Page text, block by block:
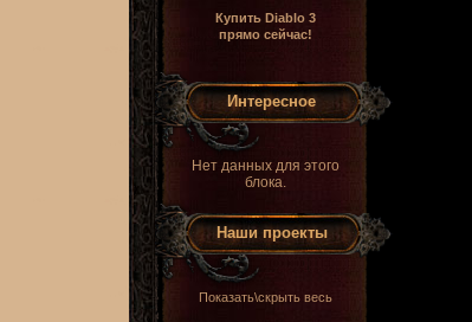
Купить Diablo 3
прямо сейчас!
Интересное
Нет данных для этого
блока.
Наши проекты
Показать\скрыть весь